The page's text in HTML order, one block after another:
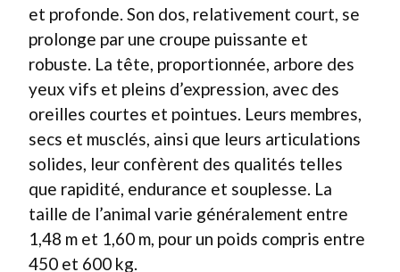
et profonde. Son dos, relativement court, se
prolonge par une croupe puissante et
robuste. La tête, proportionnée, arbore des
yeux vifs et pleins d’expression, avec des
oreilles courtes et pointues. Leurs membres,
secs et musclés, ainsi que leurs articulations
solides, leur confèrent des qualités telles
que rapidité, endurance et souplesse. La
taille de l’animal varie généralement entre
1,48 m et 1,60 m, pour un poids compris entre
450 et 600 kg.